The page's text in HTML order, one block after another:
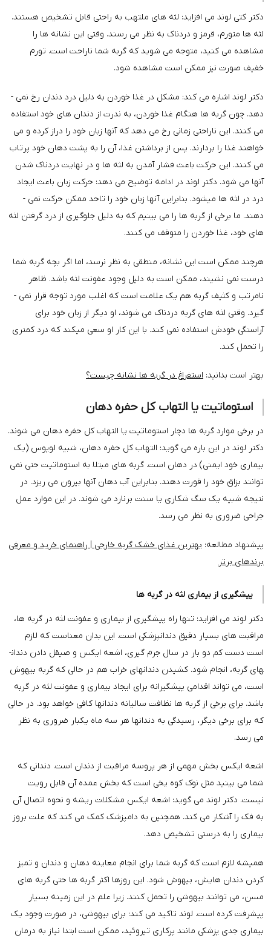
دکتر کتی لوند می ­افزاید: لثه های ملتهب به راحتی قابل تشخیص هستند.
لثه ­ها متورم، قرمز و دردناک به نظر می ­رسند. وقتی این نشانه ها را
مشاهده می ­کنید، متوجه می ­شوید که گربه شما ناراحت است. تورم
خفیف صورت نیز ممکن است مشاهده شود.
دکتر لوند اشاره می ­کند: مشکل در غذا خوردن به دلیل درد دندان رخ نمی ­
دهد. چون گربه ها هنگام غذا خوردن، به ندرت از دندان های خود استفاده
می کنند. این ناراحتی زمانی رخ می دهد که آنها زبان خود را دراز کرده و می
خواهند غذا را بر­دارند. پس از برداشتن غذا، آن را به پشت دهان خود پرتاب
می ­کنند. این حرکت باعث فشار آمدن به لثه ها و در نهایت دردناک شدن
آنها می ­شود. دکتر لوند در ادامه توضیح می ­دهد: حرکت زبان باعث ایجاد
درد در لثه ­ها می­شود. بنابراین آنها زبان خود را تاحد ممکن حرکت نمی ­
دهند. ما برخی از گربه ها را می بینیم که به دلیل جلوگیری از درد گرفتن لثه
های خود، غذا خوردن را متوقف می ­کنند.
هرچند ممکن است این نشانه، منطقی به نظر نرسد، اما اگر بچه گربه شما
درست نمی ­نشیند، ممکن است به دلیل وجود عفونت لثه باشد. ظاهر
نامرتب و کثیف گربه هم یک علامت است که اغلب مورد توجه قرار نمی ­
گیرد. وقتی لثه ­های گربه دردناک می­ شوند، او دیگر از زبان خود برای
آراستگی خودش استفاده نمی کند. با این کار او سعی می­کند که درد کمتری
را تحمل کند.
بهتر است بدانید: استفراغ در گربه ها نشانه چیست؟
استوماتیت یا التهاب کل حفره دهان
در برخی موارد گربه ها دچار استوماتیت یا التهاب کل حفره دهان می ­شوند.
دکتر لوند در این باره می­ گوید: التهاب کل حفره دهان، شبیه لوپوس (یک
بیماری خود ایمنی) در دهان است. گربه های مبتلا به استوماتیت حتی نمی
­توانند بزاق خود را قورت دهند. بنابراین آب دهان آنها بیرون می­ ریزد. در
نتیجه شبیه یک سگ شکاری یا سنت برنارد می ­شوند. در این موارد عمل
جراحی ضروری به نظر می­ رسد.
پیشنهاد مطالعه: بهترین غذای خشک گربه خارجی | راهنمای خرید و معرفی
برندهای برتر
پیشگیری از بیماری لثه در گربه ها
دکتر لوند می افزاید: تنها راه پیشگیری از بیماری و عفونت لثه در گربه ­ها،
مراقبت های بسیار دقیق دندانپزشکی است. این بدان معناست که لازم
است دست ­کم دو بار در سال جرم گیری، اشعه ایکس و صیقل دادن دندان­
های گربه، انجام شود. کشیدن دندانهای خراب هم در حالی که گربه بیهوش
است، می­ تواند اقدامی پیشگیرانه برای ایجاد بیماری و عفونت لثه در گربه
باشد. برای برخی از گربه ها نظافت سالیانه دندانها کافی خواهد بود. در حالی
که برای برخی دیگر، رسیدگی به دندانها هر سه ماه یکبار ضروری به نظر
می ­رسد.
اشعه ایکس بخش مهمی از هر پروسه مراقبت از دندان است. دندانی که
شما می ­بینید مثل نوک کوه یخی است که بخش عمده آن قابل رویت
نیست. دکتر لوند می گوید: اشعه ایکس مشکلات ریشه و نحوه اتصال آن
به فک را آشکار می کند. همچنین به دامپزشک کمک می کند که علت بروز
بیماری را به درستی تشخیص دهد.
همیشه لازم است که گربه شما برای انجام معاینه دهان و دندان و تمیز
کردن دندان هایش، بیهوش شود. این روزها اکثر گربه ها حتی گربه های
مسن، می ­توانند بیهوشی را تحمل کنند. زیرا علم در این زمینه بسیار
پیشرفت کرده است. لوند تاکید می­ کند: برای بیهوشی، در صورت وجود یک
بیماری جدی پزشکی مانند پرکاری تیروئید، ممکن است ابتدا نیاز به درمان